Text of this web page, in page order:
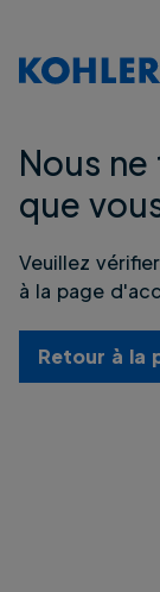
Nous
que
Veuillez
à la page
Retour à la